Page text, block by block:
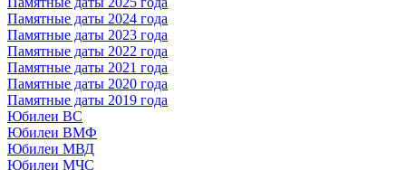
Памятные даты 2024 года
Памятные даты 2023 года
Памятные даты 2022 года
Памятные даты 2021 года
Памятные даты 2020 года
Памятные даты 2019 года
Юбилеи ВС
Юбилеи ВМФ
Юбилеи МВД
Юбилеи МЧС